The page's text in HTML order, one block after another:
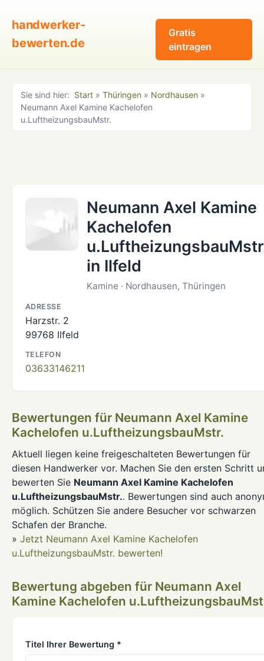
handwerker-
bewerten.de
Gratis
eintragen
Sie sind hier: Start » Thüringen » Nordhausen »
Neumann Axel Kamine Kachelofen
u.LuftheizungsbauMstr.
Neumann Axel Kamine
Kachelofen
in Ilfeld
Kamine · Nordhausen, Thüringen
ADRESSE
Harzstr. 2
99768 Ilfeld
TELEFON
03633146211
Bewertungen für Neumann Axel Kamine
Kachelofen u.LuftheizungsbauMstr.
Aktuell liegen keine freigeschalteten Bewertungen für
diesen Handwerker vor. Machen Sie den ersten Schritt
bewerten Sie Neumann Axel Kamine Kachelofen
u.LuftheizungsbauMstr.. Bewertungen sind auch
möglich. Schützen Sie andere Besucher vor schwarzen
Schafen der Branche.
» Jetzt Neumann Axel Kamine Kachelofen
u.LuftheizungsbauMstr. bewerten!
Bewertung abgeben für Neumann Axel
Kamine Kachelofen
Titel Ihrer Bewertung *